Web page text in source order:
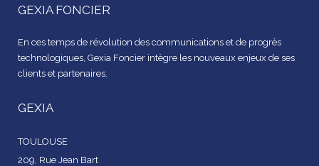
GEXIA FONCIER
En ces temps de révolution des communications et de progrès
technologiques, Gexia Foncier intègre les nouveaux enjeux de ses
clients et partenaires.
GEXIA
TOULOUSE
209, Rue Jean Bart